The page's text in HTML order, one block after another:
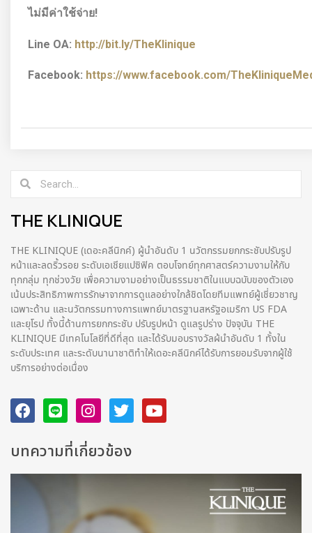
ไม่มีค่าใช้จ่าย!
Line OA: http://bit.ly/TheKlinique
Facebook: https://www.facebook.com/
THE KLINIQUE
THE KLINIQUE (เดอะคลีนิกค์) ผู้นำอันดับ 1 นวัตกรรมยกกระชับปรับรูป
หน้าและลดริ้วรอย ระดับเอเชียแปซิฟิค ตอบโจทย์ทุกศาสตร์ความงามให้กับ
ทุกกลุ่ม ทุกช่วงวัย เพื่อความงามอย่างเป็นธรรมชาติในแบบฉบับของตัวเอง
เน้นประสิทธิภาพการรักษาจากการดูแลอย่างใกล้ชิดโดยทีมแพทย์ผู้เชี่ยวชาญ
เฉพาะด้าน และนวัตกรรมทางการแพทย์มาตรฐานสหรัฐอเมริกา US FDA
และยุโรป ทั้งนี้ด้านการยกกระชับ ปรับรูปหน้า ดูแลรูปร่าง ปัจจุบัน THE
KLINIQUE มีเทคโนโลยีที่ดีที่สุด และได้รับมอบรางวัลผ้นำอันดับ 1 ทั้งใน
ระดับประเทศ และระดับนานาชาติทําให้เดอะคลีนิกค์ได้รับการยอมรับจากผู้ใช้
บริการอย่างต่อเนื่อง
บทความที่เกี่ยวข้อง